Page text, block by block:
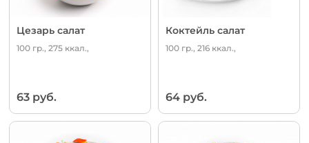
Цезарь салат
100 гр., 275 ккал.,
63 руб.
Коктейль салат
100 гр., 216 ккал.,
64 руб.